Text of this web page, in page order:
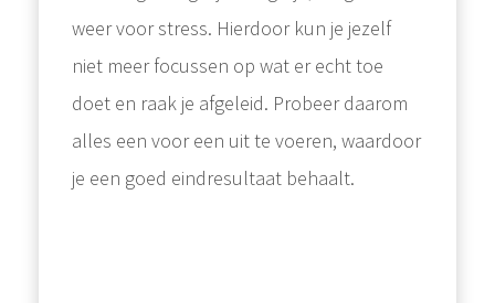
weer voor stress. Hierdoor kun je jezelf
niet meer focussen op wat er echt toe
doet en raak je afgeleid. Probeer daarom
alles een voor een uit te voeren, waardoor
je een goed eindresultaat behaalt.